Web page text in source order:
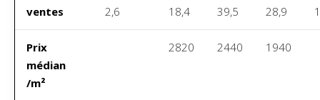
ventes 2,6 18,4 39,5 28,9
Prix
médian
/m²
2820 2440 1940